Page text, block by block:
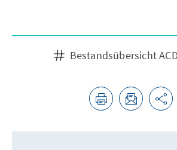
Bestandsübersicht